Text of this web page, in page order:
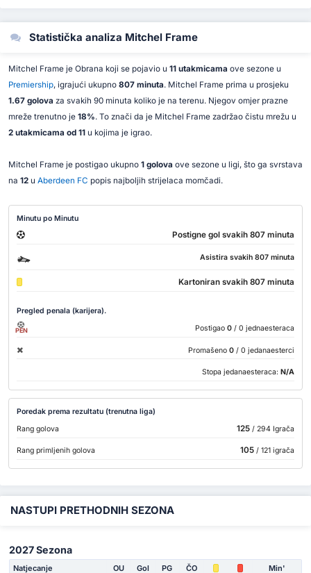
Statistička analiza Mitchel Frame
Mitchel Frame je Obrana koji se pojavio u 11 utakmicama ove sezone u
Premiership, igrajući ukupno 807 minuta. Mitchel Frame prima u prosjeku
1.67 golova za svakih 90 minuta koliko je na terenu. Njegov omjer prazne
mreže trenutno je 18%. To znači da je Mitchel Frame zadržao čistu mrežu u
2 utakmicama od 11u kojima je igrao.
Mitchel Frame je postigao ukupno 1 golova ove sezone u ligi, što ga svrstava
na 12u Aberdeen FC popis najboljih strijelaca momčadi.
Minutu po Minutu
Postigne gol svakih 807 minuta
Asistira svakih 807 minuta
Kartoniran svakih 807 minuta
Pregled penala (karijera).
PEN Postigao 0 / 0 jednaesteraca
Promašeno 0 / 0 jedanaesterci
Stopa jedanaesteraca: N/A
Poredak prema rezultatu (trenutna liga)
Rang golova
125/ 294 Igrača
Rang primljenih golova 105/ 121 igrača
NASTUPI PRETHODNIH SEZONA
2027 Sezona
Natjecanje OU Gol PG ČO Min'